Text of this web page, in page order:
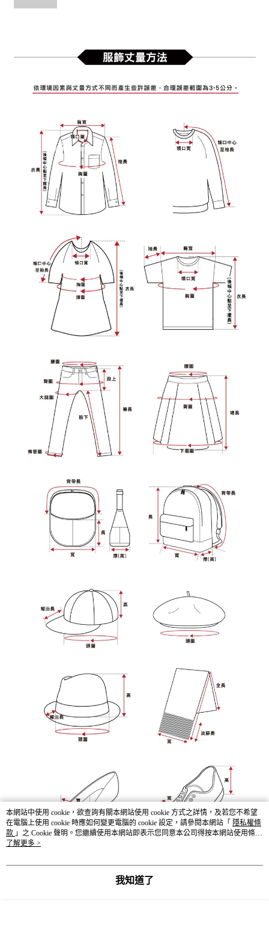
本網站中使用 cookie，欲查詢有關本網站使用 cookie 方式之詳情，及若您不希望
在電腦上使用 cookie 時應如何變更電腦的 cookie 設定，請參閱本網站「 隱私權條
款 」之 Cookie 聲明。您繼續使用本網站即表示您同意本公司得按本網站使用條款
之 Cookie 聲明使用 cookie。
了解更多 >
我知道了